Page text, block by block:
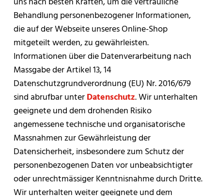
Behandlung personenbezogener Informationen,
die auf der Webseite unseres Online-Shop
mitgeteilt werden, zu gewährleisten.
Informationen über die Datenverarbeitung nach
Massgabe der Artikel 13, 14
Datenschutzgrundverordnung (EU) Nr. 2016/679
sind abrufbar unterDatenschutz. Wir unterhalten
geeignete und dem drohenden Risiko
angemessene technische und organisatorische
Massnahmen zur Gewährleistung der
Datensicherheit, insbesondere zum Schutz der
personenbezogenen Daten vor unbeabsichtigter
oder unrechtmässiger Kenntnisnahme durch Dritte.
Wir unterhalten weiter geeignete und dem